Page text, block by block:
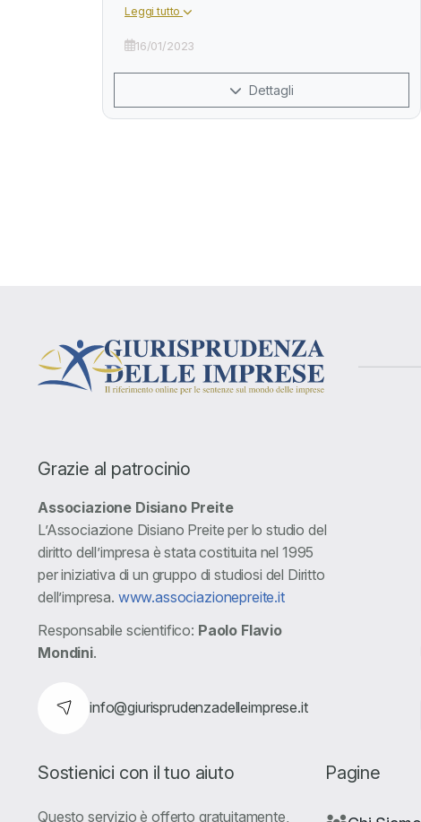
Leggi tutto
16/01/2023
Dettagli
Grazie al patrocinio
Associazione Disiano Preite
L’Associazione Disiano Preite per lo studio del
diritto dell’impresa è stata costituita nel 1995
per iniziativa di un gruppo di studiosi del Diritto
dell’impresa. www.associazionepreite.it
Responsabile scientifico: Paolo Flavio
Mondini.
info@giurisprudenzadelleimprese.it
Sostienici con il tuo aiuto
Questo servizio è offerto gratuitamente,
Pagine